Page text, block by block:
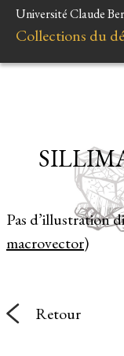
Université Claude
Collections du
Pas d’illustration
macrovector)
Retour